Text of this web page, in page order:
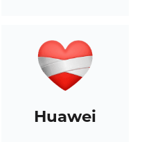
Huawei